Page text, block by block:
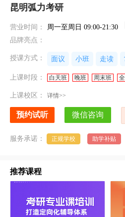
昆明弧力考研
营业时间： 周一至周日 09:00-21:30
品牌亮点：
授课方式： 面议 小班 走读
上课时段： 白天班 晚班 周末班
上课校区： 详情>>
服务承诺： 正规学校 助学补贴
推荐课程